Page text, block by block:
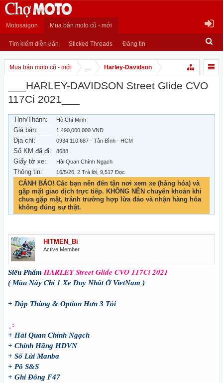
Motosaigon Mua bán moto cũ - mới
Tìm kiếm diễn đàn Sticked Threads Đăng tin
Mua bán moto cũ - mới ... Harley-Davidson
___HARLEY-DAVIDSON Street Glide CVO
117Ci 2021___
Tỉnh/Thành: Hồ Chí Minh
Giá bán: 1,490,000,000 VNĐ
Địa chỉ: 0934.110.687 - Tân Bình - HCM
Số KM đã đi: 8688
Giấy tờ xe: Hải Quan Chính Ngạch
Thông tin: 16/5/26 , 2 Trả lời, 9,517 Đọc
CẢNH BÁO! Các bạn nên đến tận nơi xem xe (hàng hóa) và
gặp mặt giao dịch trực tiếp. KHÔNG NÊN chuyển khoản khi
chưa gặp mặt, tránh trường hợp lừa đảo và nhận hàng hóa
không đúng sự thật.
HITMEN_Bi
Active Member
Siêu Phẩm HARLEY Street Glide CVO 117Ci 2021
( Màu Này Chỉ 1 Xe Duy Nhất Ở VietNam )
+ Đập Thùng & Option Hơn 3 Tỏi
̀ ̣ :
+ Hải Quan Chính Ngạch
+ Chính Hãng HDVN
+ Số Lùi Manba
+ Pô S&S
+ Ghi Đông F47